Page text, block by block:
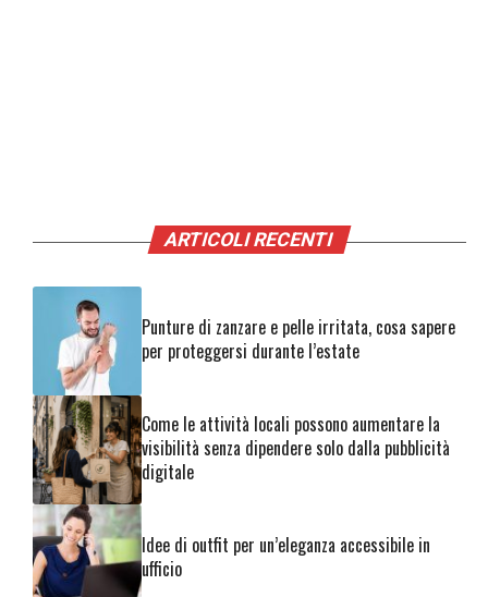
ARTICOLI RECENTI
Punture di zanzare e pelle irritata, cosa sapere
per proteggersi durante l’estate
Come le attività locali possono aumentare la
visibilità senza dipendere solo dalla pubblicità
digitale
Idee di outfit per un’eleganza accessibile in
ufficio